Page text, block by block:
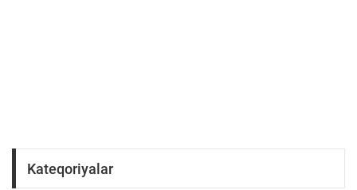
Kateqoriyalar